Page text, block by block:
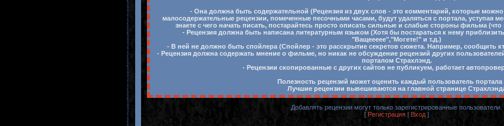
- Она должна быть содержательной (Рецензия из двух слов - это комментарий, которые
малосодержательные рецензии, помеченные песочными часами, будут удаляться с портала, уступая
знаете с чего начать писать, постарайтесь просто описать сильные и слабые стороны фильма
- Рецензия должна быть написана литературным языком (Хотя бы постараться к нему
"Ващеееее","Могете!" и т.д.)
- В ней не должно быть спойлера (Спойлер - это расскрытие секретов сюжета. Например, сообщить
- Рецензия должна содержать мнение о фильме, но никак не обсуждение рецензий других
порталом Страхлэнд.
- Рецензии скопированные с других сайтов не публикуем, работает
Полезность рецензий может оценить каждый пользователь портала
Лучшие рецензии вывешиваются на главной странице
Добавлять рецензии могут только зарегистрированные пользователи.
[ Регистрация Вход ]